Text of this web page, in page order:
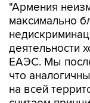
"Армения
максимально
деятельности
ЕАЭС. Мы
что
на всей